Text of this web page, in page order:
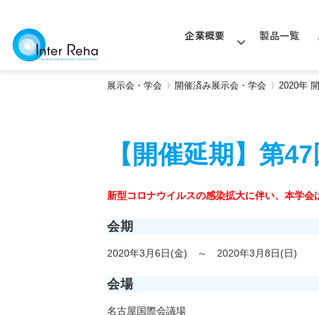
企業概要 製品一覧
展示会・学会 開催済み展示会・学会 2020年
【開催延期】第
新型コロナウイルスの感染拡大に伴い、本学会
会期
2020年3月6日(金) ～ 2020年3月8日(日)
会場
名古屋国際会議場